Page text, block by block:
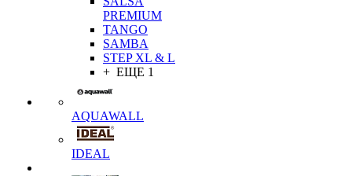
PREMIUM
TANGO
SAMBA
STEP XL & L
+ ЕЩЕ 1
AQUAWALL
IDEAL